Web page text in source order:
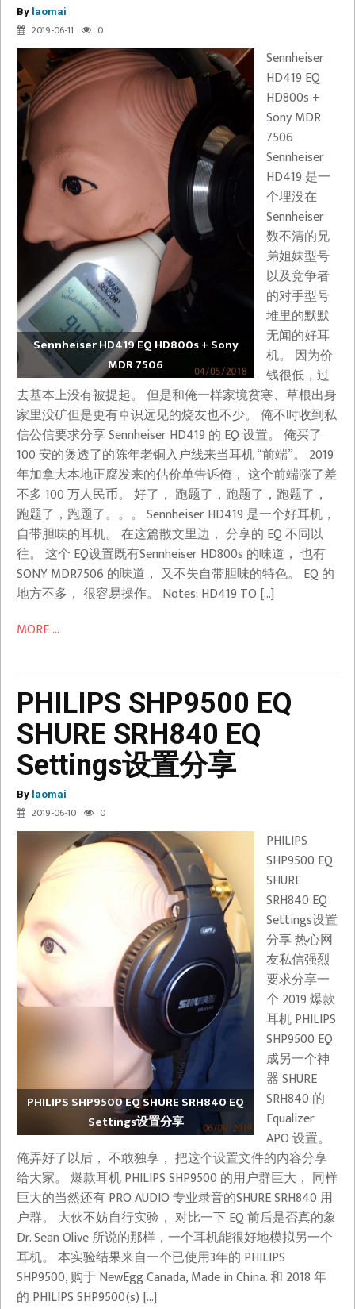
By laomai
2019-06-11 0
Sennheiser HD419 EQ HD800s + Sony
MDR 7506
Sennheiser
HD419 EQ
HD800s +
Sony MDR
7506
Sennheiser
HD419 是一
个埋没在
Sennheiser
数不清的兄
弟姐妹型号
以及竞争者
的对手型号
堆里的默默
无闻的好耳
机。 因为价
钱很低，过
去基本上没有被提起。 但是和俺一样家境贫寒、草根出身
家里没矿但是更有卓识远见的烧友也不少。 俺不时收到私
信公信要求分享 Sennheiser HD419 的 EQ 设置。 俺买了
100 安的煲透了的陈年老铜入户线来当耳机 “前端”。 2019
年加拿大本地正腐发来的估价单告诉俺， 这个前端涨了差
不多 100 万人民币。 好了， 跑题了，跑题了，跑题了，
跑题了，跑题了。。。 Sennheiser HD419 是一个好耳机，
自带胆味的耳机。 在这篇散文里边， 分享的 EQ 不同以
往。 这个 EQ设置既有Sennheiser HD800s 的味道， 也有
SONY MDR7506 的味道， 又不失自带胆味的特色。 EQ 的
地方不多， 很容易操作。 Notes: HD419 TO […]
MORE ...
PHILIPS SHP9500 EQ
SHURE SRH840 EQ
Settings设置分享
By laomai
2019-06-10 0
PHILIPS SHP9500 EQ SHURE SRH840 EQ
Settings设置分享
PHILIPS
SHP9500 EQ
SHURE
SRH840 EQ
Settings设置
分享 热心网
友私信强烈
要求分享一
个 2019 爆款
耳机 PHILIPS
SHP9500 EQ
成另一个神
器 SHURE
SRH840 的
Equalizer
APO 设置。
俺弄好了以后， 不敢独享， 把这个设置文件的内容分享
给大家。 爆款耳机 PHILIPS SHP9500 的用户群巨大， 同样
巨大的当然还有 PRO AUDIO 专业录音的SHURE SRH840 用
户群。 大伙不妨自行实验， 对比一下 EQ 前后是否真的象
Dr. Sean Olive 所说的那样，一个耳机能很好地模拟另一个
耳机。 本实验结果来自一个已使用3年的 PHILIPS
SHP9500, 购于 NewEgg Canada, Made in China. 和 2018 年
的 PHILIPS SHP9500(s) […]